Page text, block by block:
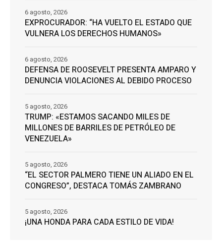
EXPROCURADOR: “HA VUELTO EL ESTADO QUE
VULNERA LOS DERECHOS HUMANOS»
6 agosto, 2026
DEFENSA DE ROOSEVELT PRESENTA AMPARO Y
DENUNCIA VIOLACIONES AL DEBIDO PROCESO
6 agosto, 2026
TRUMP: «ESTAMOS SACANDO MILES DE
MILLONES DE BARRILES DE PETRÓLEO DE
VENEZUELA»
5 agosto, 2026
“EL SECTOR PALMERO TIENE UN ALIADO EN EL
CONGRESO”, DESTACA TOMÁS ZAMBRANO
5 agosto, 2026
¡UNA HONDA PARA CADA ESTILO DE VIDA!
5 agosto, 2026